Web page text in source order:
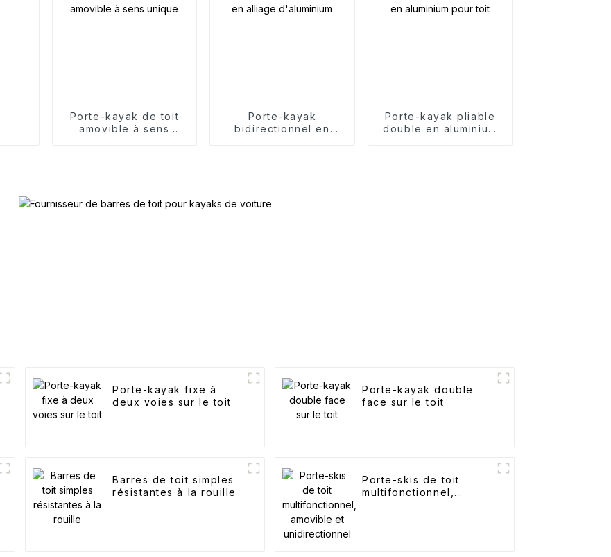
Porte-kayak de toit
amovible à sens
Porte-kayak
bidirectionnel en
Porte-kayak pliable
double en aluminium
Porte-kayak fixe à
deux voies sur le toit
Porte-kayak double
face sur le toit
Barres de toit simples
résistantes à la rouille
Porte-skis de toit
multifonctionnel,